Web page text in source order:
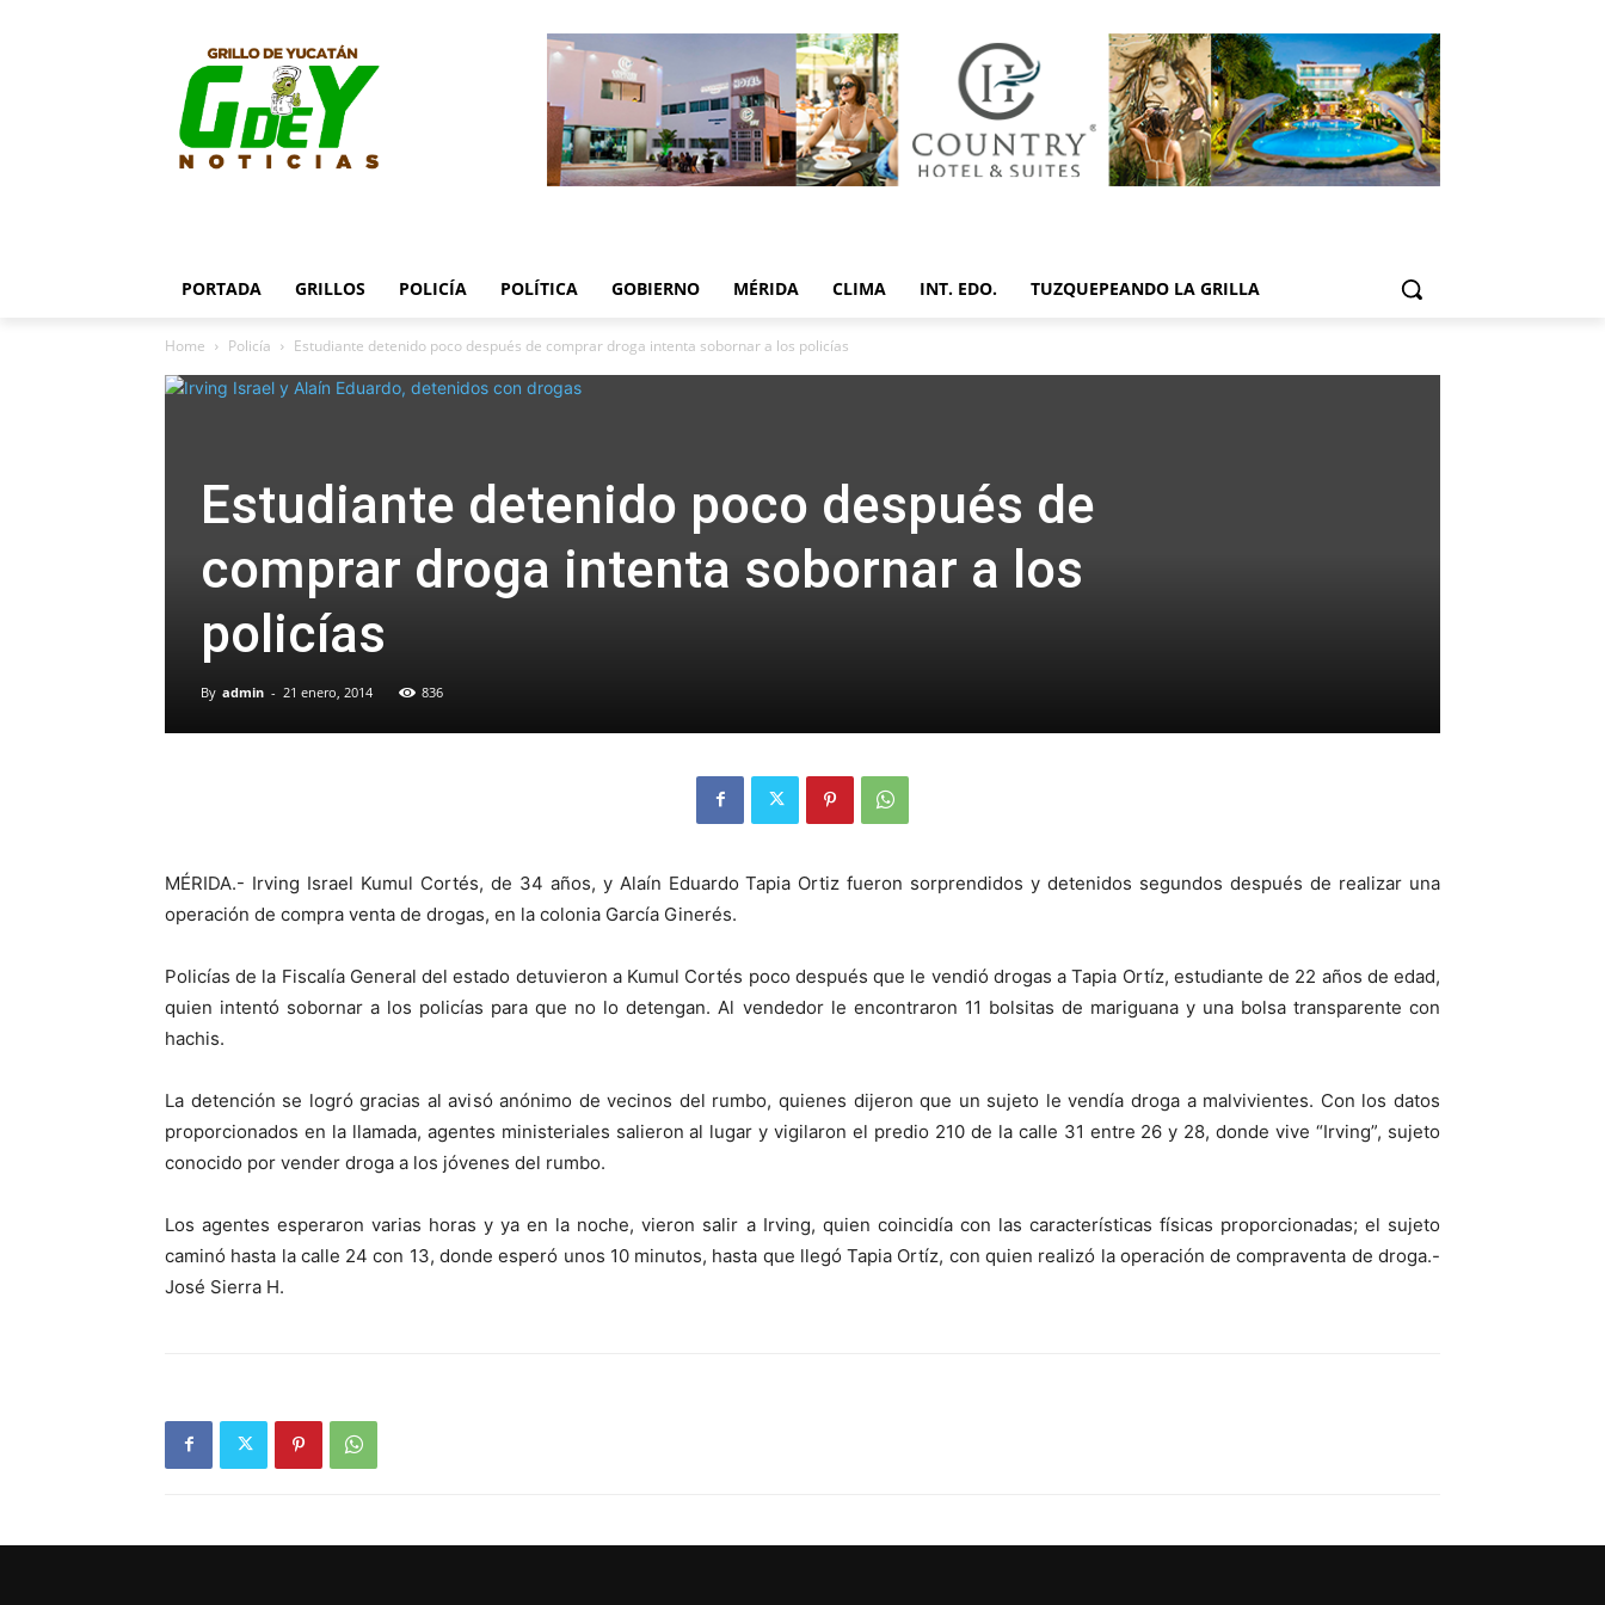
PORTADA GRILLOS POLICÍA POLÍTICA GOBIERNO MÉRIDA CLIMA INT. EDO. TUZQUEPEANDO LA GRILLA
Home Policía Estudiante detenido poco después de comprar droga intenta sobornar a los policías
Estudiante detenido poco después de
comprar droga intenta sobornar a los
policías
By admin - 21 enero, 2014 836
MÉRIDA.- Irving Israel Kumul Cortés, de 34 años, y Alaín Eduardo Tapia Ortiz fueron sorprendidos y detenidos segundos después de realizar una
operación de compra venta de drogas, en la colonia García Ginerés.
Policías de la Fiscalía General del estado detuvieron a Kumul Cortés poco después que le vendió drogas a Tapia Ortíz, estudiante de 22 años de edad,
quien intentó sobornar a los policías para que no lo detengan. Al vendedor le encontraron 11 bolsitas de mariguana y una bolsa transparente con
hachis.
La detención se logró gracias al avisó anónimo de vecinos del rumbo, quienes dijeron que un sujeto le vendía droga a malvivientes. Con los datos
proporcionados en la llamada, agentes ministeriales salieron al lugar y vigilaron el predio 210 de la calle 31 entre 26 y 28, donde vive “Irving”, sujeto
conocido por vender droga a los jóvenes del rumbo.
Los agentes esperaron varias horas y ya en la noche, vieron salir a Irving, quien coincidía con las características físicas proporcionadas; el sujeto
caminó hasta la calle 24 con 13, donde esperó unos 10 minutos, hasta que llegó Tapia Ortíz, con quien realizó la operación de compraventa de droga.-
José Sierra H.